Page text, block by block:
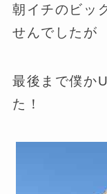
朝イチのビッ
せんでしたが
最後まで僕か
た！